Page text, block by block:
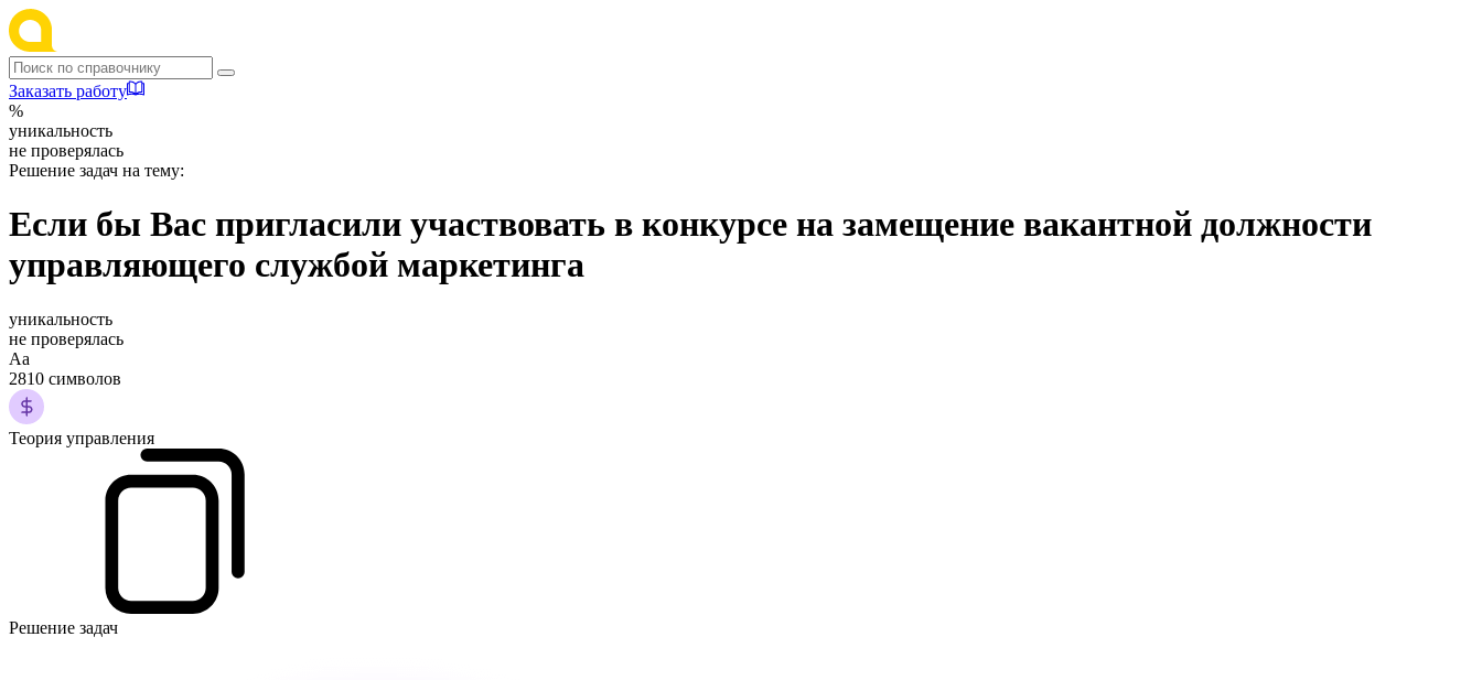
Заказать работу
%
уникальность
не проверялась
Решение задач на тему:
Если бы Вас пригласили участвовать в конкурсе на замещение вакантной должности
управляющего службой маркетинга
уникальность
не проверялась
Аа
2810 символов
Теория управления
Решение задач